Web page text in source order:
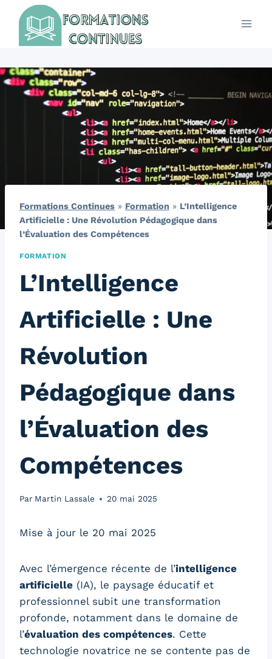
contenu
Formations Continues » Formation » L’Intelligence
Artificielle : Une Révolution Pédagogique dans
l’Évaluation des Compétences
FORMATION
L’Intelligence
Artificielle : Une
Révolution
Pédagogique dans
l’Évaluation des
Compétences
Par Martin Lassale 20 mai 2025
Mise à jour le 20 mai 2025
Avec l’émergence récente de l’intelligence
artificielle (IA), le paysage éducatif et
professionnel subit une transformation
profonde, notamment dans le domaine de
l’évaluation des compétences. Cette
technologie novatrice ne se contente pas de